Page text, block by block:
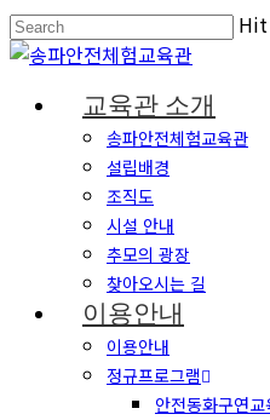
Hit
교육관 소개
송파안전체험교육관
설립배경
조직도
시설 안내
추모의 광장
찾아오시는 길
이용안내
이용안내
정규프로그램
안전동화구연교